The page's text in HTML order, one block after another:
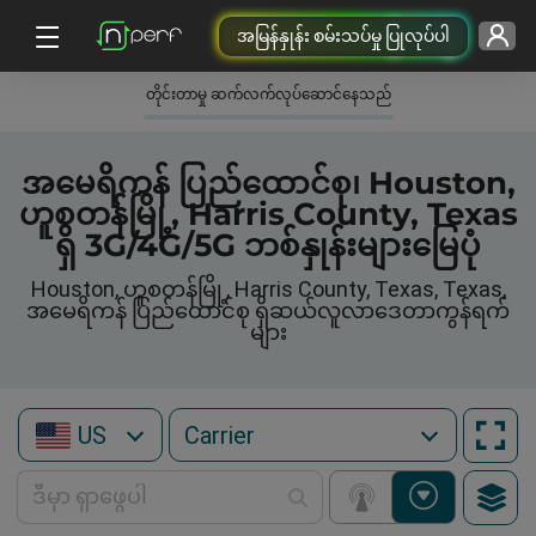
အမြန်နှုန်း စမ်းသပ်မှု ပြုလုပ်ပါ
တိုင်းတာမှု ဆက်လက်လုပ်ဆောင်နေသည်
အမေရိကန် ပြည်ထောင်စု၊ Houston,
ဟူစတန်မြို့, Harris County, Texas
ရှိ 3G/4G/5G ဘစ်နှုန်းများမြေပုံ
Houston, ဟူစတန်မြို့, Harris County, Texas, Texas,
အမေရိကန် ပြည်ထောင်စု ရှိဆယ်လူလာဒေတာကွန်ရက်
များ
US